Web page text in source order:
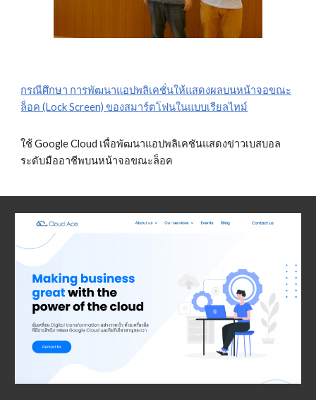
กรณีศึกษา การพัฒนาแอปพลิเคชั่นให้แสดงผลบนหน้าจอขณะ
ล็อค (Lock Screen) ของสมาร์ตโฟนในแบบเรียลไทม์
ใช้ Google Cloud เพื่อพัฒนาแอปพลิเคชันแสดงข่าวเบสบอล
ระดับมืออาชีพบนหน้าจอขณะล็อค